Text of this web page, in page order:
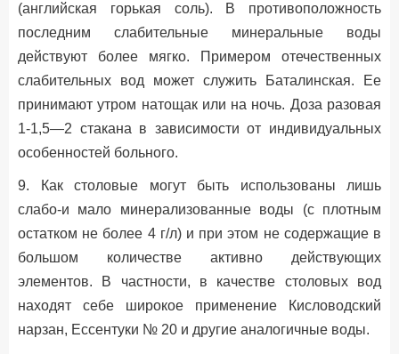
(английская горькая соль). В противоположность
последним слабительные минеральные воды
действуют более мягко. Примером отечественных
слабительных вод может служить Баталинская. Ее
принимают утром натощак или на ночь. Доза разовая
1-1,5—2 стакана в зависимости от индивидуальных
особенностей больного.
9. Как столовые могут быть использованы лишь
слабо-и мало минерализованные воды (с плотным
остатком не более 4 г/л) и при этом не содержащие в
большом количестве активно действующих
элементов. В частности, в качестве столовых вод
находят себе широкое применение Кисловодский
нарзан, Ессентуки № 20 и другие аналогичные воды.